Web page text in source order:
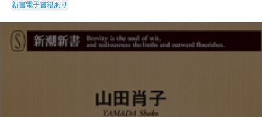
新書電子書籍あり